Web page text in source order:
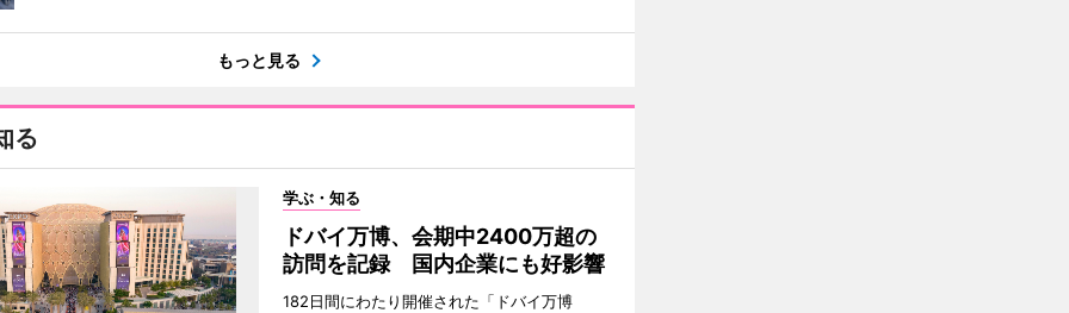
もっと見る
る
学ぶ・知る
ドバイ万博、会期中2400万超の
訪問を記録 国内企業にも好影響
182日間にわたり開催された「ドバイ万博